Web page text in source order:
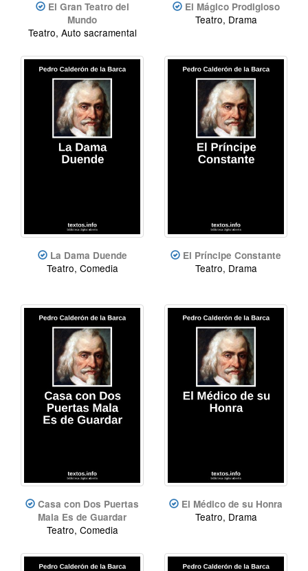
El Gran Teatro del
Mundo
Teatro, Auto sacramental
El Mágico Prodigioso
Teatro, Drama
La Dama Duende
Teatro, Comedia
El Príncipe Constante
Teatro, Drama
Casa con Dos Puertas
Mala Es de Guardar
Teatro, Comedia
El Médico de su Honra
Teatro, Drama